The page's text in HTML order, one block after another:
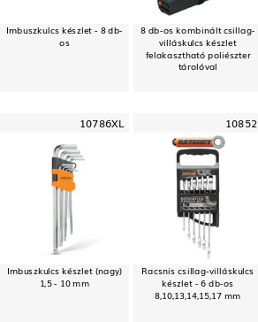
Imbuszkulcs készlet - 8 db-
os
8 db-os kombinált csillag-
villáskulcs készlet
felakasztható poliészter
tárolóval
10786XL
Imbuszkulcs készlet (nagy)
1,5 - 10 mm
10852
Racsnis csillag-villáskulcs
készlet - 6 db-os
8,10,13,14,15,17 mm